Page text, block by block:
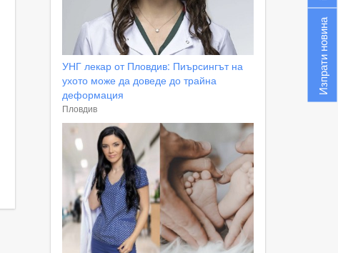
УНГ лекар от Пловдив: Пиърсингът на
ухото може да доведе до трайна
деформация
Пловдив
Изпрати новина